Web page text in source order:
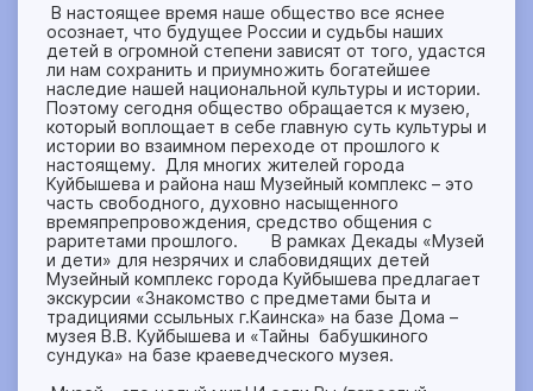
В настоящее время наше общество все яснее
осознает, что будущее России и судьбы наших
детей в огромной степени зависят от того, удастся
ли нам сохранить и приумножить богатейшее
наследие нашей национальной культуры и истории.
Поэтому сегодня общество обращается к музею,
который воплощает в себе главную суть культуры и
истории во взаимном переходе от прошлого к
настоящему. Для многих жителей города
Куйбышева и района наш Музейный комплекс – это
часть свободного, духовно насыщенного
времяпрепровождения, средство общения с
раритетами прошлого. В рамках Декады «Музей
и дети» для незрячих и слабовидящих детей
Музейный комплекс города Куйбышева предлагает
экскурсии «Знакомство с предметами быта и
традициями ссыльных г.Каинска» на базе Дома –
музея В.В. Куйбышева и «Тайны бабушкиного
сундука» на базе краеведческого музея.